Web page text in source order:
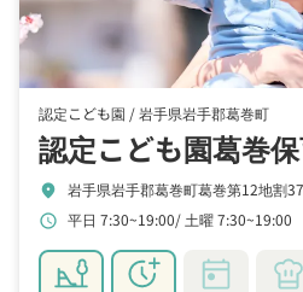
認定こども園 /岩手県岩手郡葛巻町
認定こども園葛巻
location_on 岩手県岩手郡葛巻町葛巻第12地割
schedule 平日 7:30~19:00 土曜 7:30~19:00